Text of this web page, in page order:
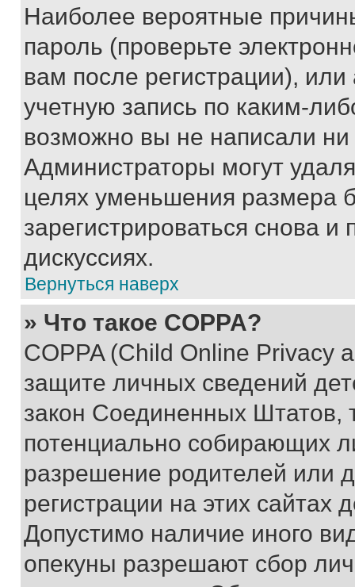
Наиболее вероятные
пароль (проверьте
вам после регистрации),
учетную запись по каким-
возможно вы не написали
Администраторы могут
целях уменьшения размера
зарегистрироваться снова и
дискуссиях.
Вернуться наверх
» Что такое COPPA?
COPPA (Child Online Privacy
защите личных сведений
закон Соединенных Штатов,
потенциально собирающих
разрешение родителей или
регистрации на этих сайтах
Допустимо наличие иного
опекуны разрешают сбор